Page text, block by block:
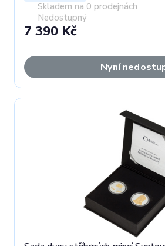
Skladem na 0 prodejnách
Nedostupný
7 390 Kč
Nyní